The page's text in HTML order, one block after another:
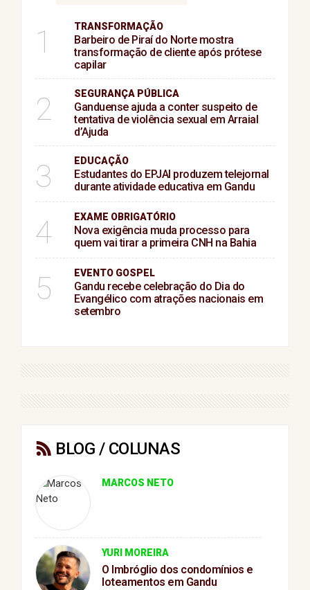
1 TRANSFORMAÇÃO
Barbeiro de Piraí do Norte mostra
transformação de cliente após prótese
capilar
2 SEGURANÇA PÚBLICA
Ganduense ajuda a conter suspeito de
tentativa de violência sexual em Arraial
d’Ajuda
3 EDUCAÇÃO
Estudantes do EPJAI produzem telejornal
durante atividade educativa em Gandu
4 EXAME OBRIGATÓRIO
Nova exigência muda processo para
quem vai tirar a primeira CNH na Bahia
5 EVENTO GOSPEL
Gandu recebe celebração do Dia do
Evangélico com atrações nacionais em
setembro
BLOG / COLUNAS
MARCOS NETO
YURI MOREIRA
O Imbróglio dos condomínios e
loteamentos em Gandu